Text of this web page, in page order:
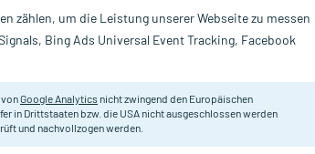
ab 19€ Mindestbestellwert!
ALIUD PHARMA
Bei leichten bis mäßig starken, akuten
und Jugendlichen ab 14 Jahren.
zählen, um die Leistung unserer Webseite zu messen
Bing Ads Universal Event Tracking, Facebook
Google Analytics nicht zwingend den Europäischen
in Drittstaaten bzw. die USA nicht ausgeschlossen werden
und nachvollzogen werden.